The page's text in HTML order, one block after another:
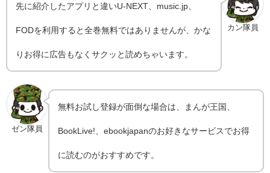
カン隊員
先に紹介したアプリと違いU-NEXT、music.jp、
FODを利用すると全巻無料ではありませんが、かな
りお得に広告もなくサクッと読めちゃいます。
ゼン隊員
無料お試し登録が面倒な場合は、まんが王国、
BookLive!、ebookjapanのお好きなサービスでお得
に読むのがおすすめです。